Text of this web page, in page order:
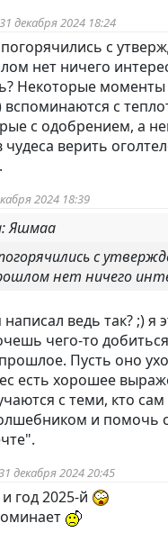
31 декабря 2024 18:24
с
нет ничего
Некоторые моменты
вспоминаются с
с одобрением, а
чудеса верить
2024 18:39
Яшмаа
с
нет ничего
ведь так? ;) я
чего-то
Пусть оно
есть хорошее
с теми, кто сам
и помочь
декабря 2024 20:45
год 2025-й